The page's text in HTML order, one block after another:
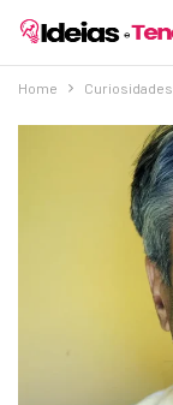
Home Curiosidades